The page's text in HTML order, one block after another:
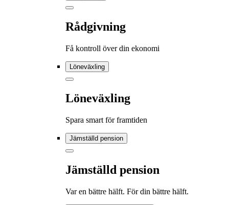
Rådgivning
Få kontroll över din ekonomi
Löneväxling
Löneväxling
Spara smart för framtiden
Jämställd pension
Jämställd pension
Var en bättre hälft. För din bättre hälft.